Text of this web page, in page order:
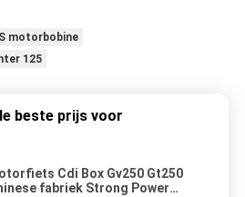
motorbobine
125
beste prijs voor
Cdi Box Gv250 Gt250
fabriek Strong Power